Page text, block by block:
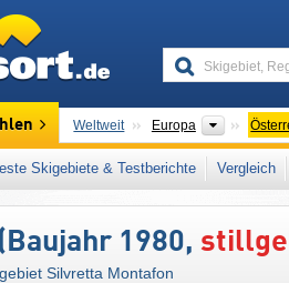
Weltweit Europa
Dieses Skigebiet liegt auch in:
Österreichische
Skigebiete & Testberichte Vergleich
1980,
Silvretta Montafon